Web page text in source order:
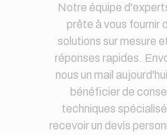
Notre équipe
prête à vous fournir
solutions sur mesure
réponses rapides.
nous un mail
bénéficier de
techniques
recevoir un devis